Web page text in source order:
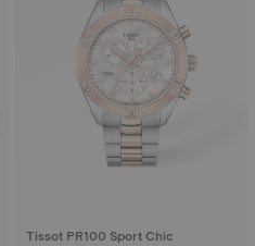
Tissot PR100 Sport Chic